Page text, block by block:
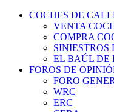
COCHES DE
VENTA
COMPRA
SINIESTROS
EL BAÚL DE
FOROS DE
FORO
WRC
ERC